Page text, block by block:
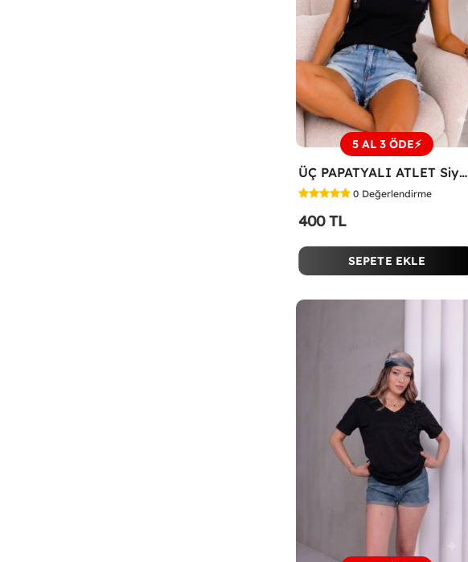
5 AL 3 ÖDE⚡
ÜÇ PAPATYALI ATLET Siyah
0 Değerlendirme
400 TL
SEPETE EKLE